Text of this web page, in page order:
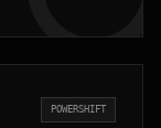
POWERSHIFT